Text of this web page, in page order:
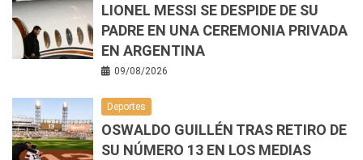
LIONEL MESSI SE DESPIDE DE SU
PADRE EN UNA CEREMONIA PRIVADA
EN ARGENTINA
09/08/2026
Deportes
OSWALDO GUILLÉN TRAS RETIRO DE
SU NÚMERO 13 EN LOS MEDIAS